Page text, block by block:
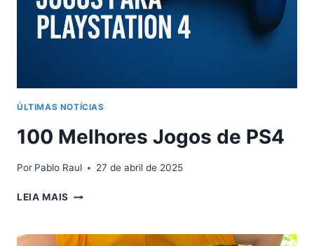
DURABILIDADE
DO
ELÉTRICO
ÚLTIMAS NOTÍCIAS
100 Melhores Jogos de PS4
Por Pablo Raul 27 de abril de 2025
LEIA MAIS 100
DE